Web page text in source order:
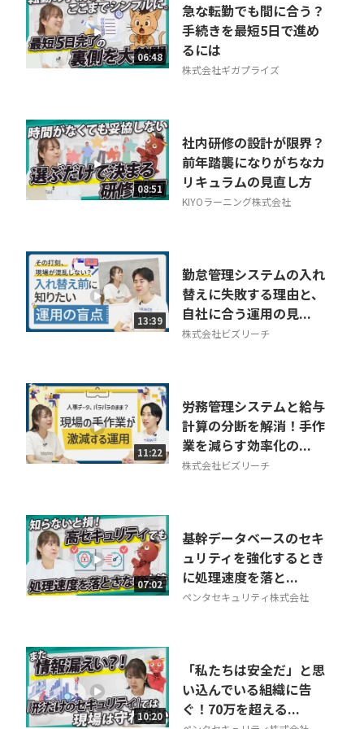
06:48
急な転勤でも間に合う？
手続きを最短5日で進め
るには
株式会社ギガプライズ
08:51
社内研修の設計が限界？
前年踏襲になりがちなカ
リキュラムの見直し方
KIYOラーニング株式会社
13:39
勤怠管理システムの入れ
替えに失敗する理由と、
自社に合う運用の見...
株式会社ビズリーチ
11:22
労務管理システムと給与
計算の分断を解消！手作
業を減らす効率化の...
株式会社ビズリーチ
07:02
基幹データベースのセキ
ュリティを強化するとき
に処理速度を落と...
ペンタセキュリティ株式会社
10:20
「私たちは安全だ」と思
い込んでいる組織に告
ぐ！70万を超える...